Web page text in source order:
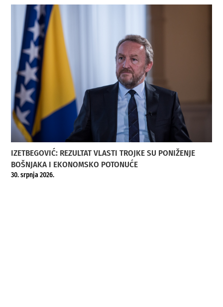
IZETBEGOVIĆ: REZULTAT VLASTI TROJKE SU PONIŽENJE
BOŠNJAKA I EKONOMSKO POTONUĆE
30. srpnja 2026.